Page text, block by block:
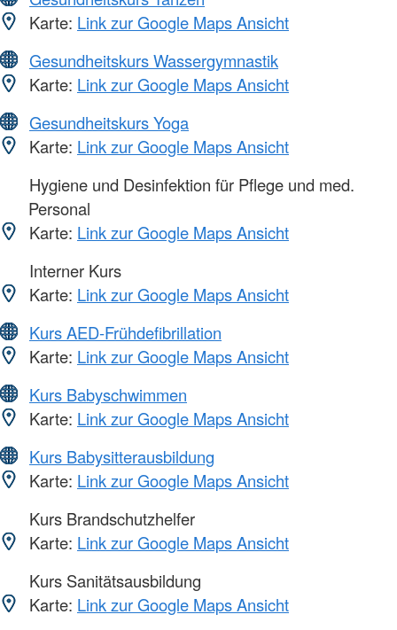
Karte: Link zur Google Maps Ansicht
Gesundheitskurs Wassergymnastik
Karte: Link zur Google Maps Ansicht
Gesundheitskurs Yoga
Karte: Link zur Google Maps Ansicht
Hygiene und Desinfektion für Pflege und med.
Personal
Karte: Link zur Google Maps Ansicht
Interner Kurs
Karte: Link zur Google Maps Ansicht
Kurs AED-Frühdefibrillation
Karte: Link zur Google Maps Ansicht
Kurs Babyschwimmen
Karte: Link zur Google Maps Ansicht
Kurs Babysitterausbildung
Karte: Link zur Google Maps Ansicht
Kurs Brandschutzhelfer
Karte: Link zur Google Maps Ansicht
Kurs Sanitätsausbildung
Karte: Link zur Google Maps Ansicht